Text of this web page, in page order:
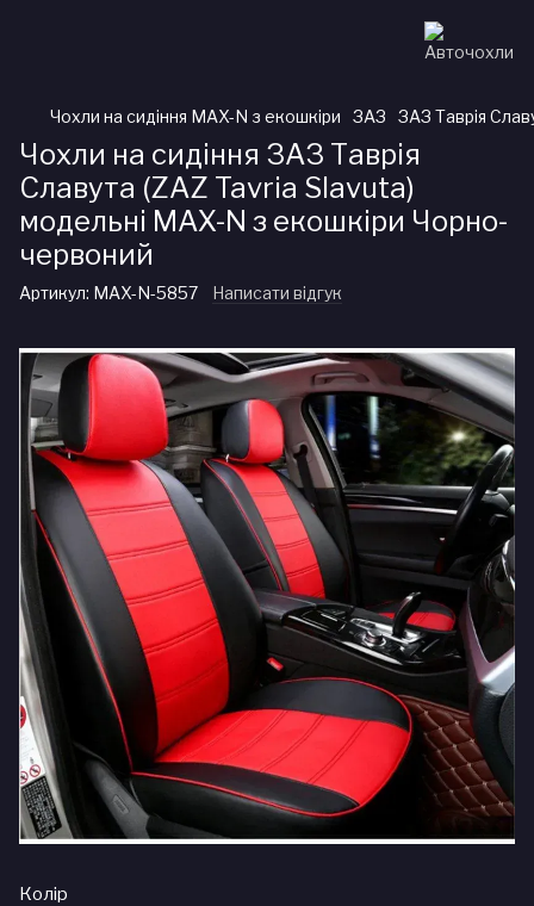
Чохли на сидіння MAX-N з екошкіри ЗАЗ ЗАЗ Таврія
Чохли на сидіння ЗАЗ Таврія
Славута (ZAZ Tavria Slavuta)
модельні MAX-N з екошкіри Чорно-
червоний
Артикул: MAX-N-5857 Написати відгук
Колір